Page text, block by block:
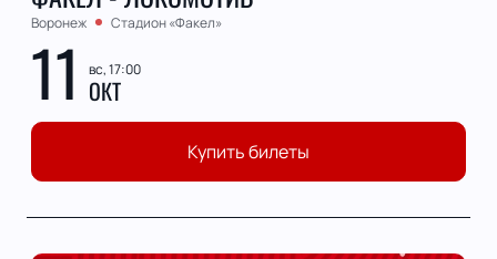
Воронеж Стадион «Факел»
11 вс, 17:00
ОКТ
Купить билеты